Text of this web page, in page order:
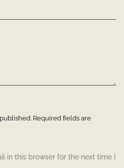
Required fields are
in this browser for the next time I